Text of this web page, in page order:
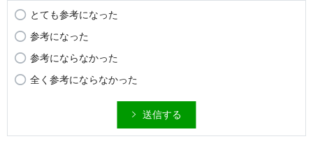
とても参考になった
参考になった
参考にならなかった
全く参考にならなかった
送信する